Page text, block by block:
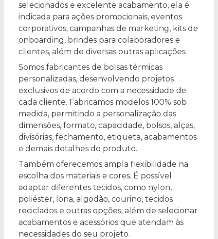
selecionados e excelente acabamento, ela é
indicada para ações promocionais, eventos
corporativos, campanhas de marketing, kits de
onboarding, brindes para colaboradores e
clientes, além de diversas outras aplicações.
Somos fabricantes de bolsas térmicas
personalizadas, desenvolvendo projetos
exclusivos de acordo com a necessidade de
cada cliente. Fabricamos modelos 100% sob
medida, permitindo a personalização das
dimensões, formato, capacidade, bolsos, alças,
divisórias, fechamento, etiqueta, acabamentos
e demais detalhes do produto.
Também oferecemos ampla flexibilidade na
escolha dos materiais e cores. É possível
adaptar diferentes tecidos, como nylon,
poliéster, lona, algodão, courino, tecidos
reciclados e outras opções, além de selecionar
acabamentos e acessórios que atendam às
necessidades do seu projeto.